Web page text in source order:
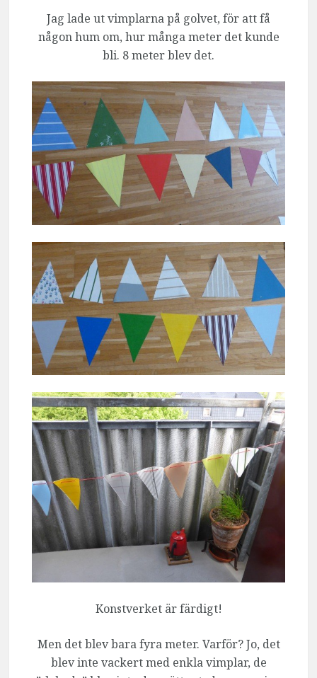
Jag lade ut vimplarna på golvet, för att få
någon hum om, hur många meter det kunde
bli. 8 meter blev det.
Konstverket är färdigt!
Men det blev bara fyra meter. Varför? Jo, det
blev inte vackert med enkla vimplar, de